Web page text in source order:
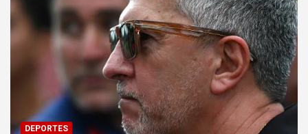
DEPORTES